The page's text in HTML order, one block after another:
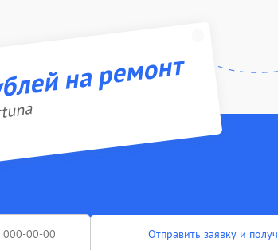
на ремонт
Отправить заявку и